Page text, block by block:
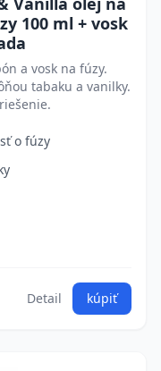
100 ml + vosk
a vosk na fúzy.
tabaku a vanilky.
o fúzy
Detail kúpiť